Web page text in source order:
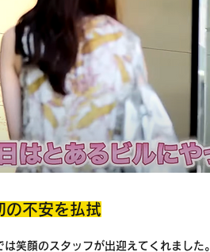
の不安を払拭
笑顔のスタッフが出迎えてくれまし